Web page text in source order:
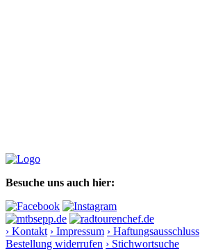
Besuche uns auch hier:
› Kontakt › Impressum › Haftungsausschluss
Bestellung widerrufen › Stichwortsuche